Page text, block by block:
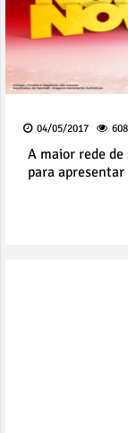
04/05/2017 608
A maior rede
para